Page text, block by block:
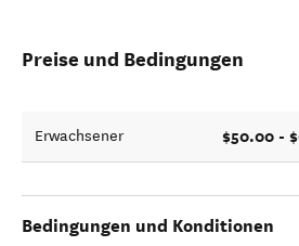
Preise und Bedingungen
Erwachsener $50.00 -
Bedingungen und Konditionen